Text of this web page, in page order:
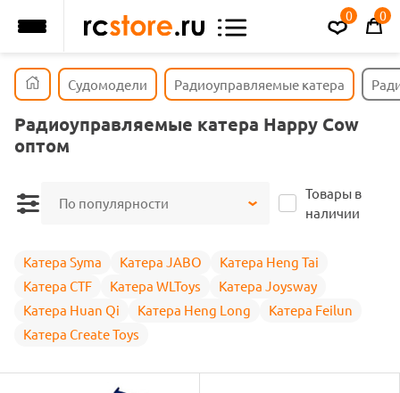
0 0
Судомодели Радиоуправляемые катера
Радиоуправляемые катера Happy Cow
оптом
По популярности
Товары в
наличии
Катера Syma Катера JABO
Катера Heng Tai
Катера CTF
Катера WLToys
Катера Joysway
Катера Huan Qi
Катера Heng Long
Катера Feilun
Катера Create Toys